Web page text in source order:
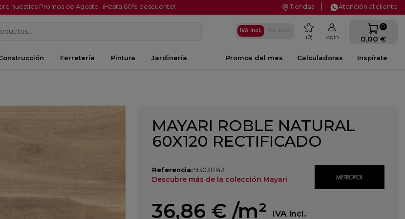
nuestras Promos de Agosto- ¡Hasta 60% descuento! Tiendas Atención al cliente
IVA incl. favorite
0 Login
0
0,00 €
Ferretería Pintura Jardinería Inspírate
Calculadoras
Promos del mes
MAYARI ROBLE NATURAL
60X120 RECTIFICADO
Referencia: 93030143
Descubre más de la colección Mayari
36,86 € /m² IVA incl.